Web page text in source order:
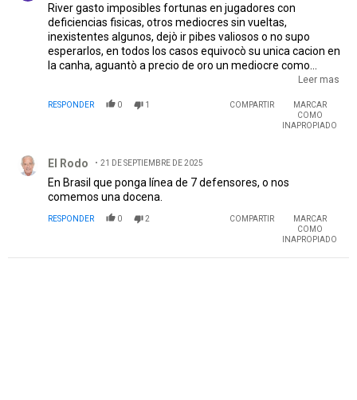
River gasto imposibles fortunas en jugadores con
deficiencias fisicas, otros mediocres sin vueltas,
inexistentes algunos, dejò ir pibes valiosos o no supo
esperarlos, en todos los casos equivocò su unica cacion en
la canha, aguantò a precio de oro un mediocre como
Lanzini q pese a todo el dinero q obtuvo hoy critica desde
para volver afuera y el Dt debia cónocer la mentira q
Leer mas
RESPONDER 0 1 COMPARTIR
MARCAR
COMO
INAPROPIADO
El Rodo 21 DE SEPTIEMBRE DE 2025
En Brasil que ponga línea de 7 defensores, o nos
comemos una docena.
RESPONDER 0 2 COMPARTIR
MARCAR
COMO
INAPROPIADO